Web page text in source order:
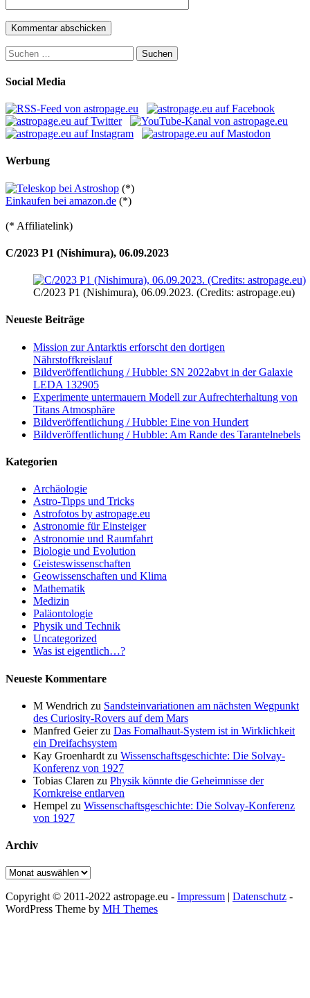
Suchen
nach:
Social Media
Werbung
(*)
Einkaufen bei amazon.de (*)
(* Affiliatelink)
C/2023 P1 (Nishimura), 06.09.2023
C/2023 P1 (Nishimura), 06.09.2023. (Credits: astropage.eu)
Neueste Beiträge
Mission zur Antarktis erforscht den dortigen
Nährstoffkreislauf
Bildveröffentlichung / Hubble: SN 2022abvt in der Galaxie
LEDA 132905
Experimente untermauern Modell zur Aufrechterhaltung von
Titans Atmosphäre
Bildveröffentlichung / Hubble: Eine von Hundert
Bildveröffentlichung / Hubble: Am Rande des Tarantelnebels
Kategorien
Archäologie
Astro-Tipps und Tricks
Astrofotos by astropage.eu
Astronomie für Einsteiger
Astronomie und Raumfahrt
Biologie und Evolution
Geisteswissenschaften
Geowissenschaften und Klima
Mathematik
Medizin
Paläontologie
Physik und Technik
Uncategorized
Was ist eigentlich…?
Neueste Kommentare
M Wendrich zu Sandsteinvariationen am nächsten Wegpunkt
des Curiosity-Rovers auf dem Mars
Manfred Geierzu Das Fomalhaut-System ist in Wirklichkeit
ein Dreifachsystem
Kay Groenhardt zu Wissenschaftsgeschichte: Die Solvay-
Konferenz von 1927
Tobias Claren zu Physik könnte die Geheimnisse der
Kornkreise entlarven
Hempel zu Wissenschaftsgeschichte: Die Solvay-Konferenz
von 1927
Archiv
Archiv
Copyright © 2011-2022 astropage.eu - Impressum | Datenschutz -
WordPress Theme by MH Themes